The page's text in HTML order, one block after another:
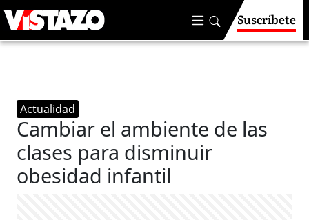
Suscríbete
Actualidad
Cambiar el ambiente de las
clases para disminuir
obesidad infantil